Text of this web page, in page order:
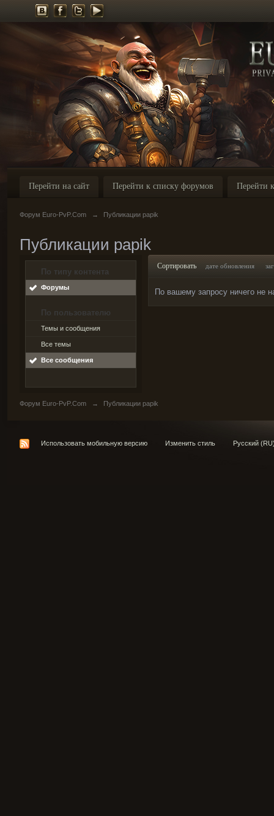
Перейти на сайт Перейти к списку форумов Перейти
Форум Euro-PvP.Com → Публикации papik
Публикации papik
По типу контента
Форумы
По пользователю
Темы и сообщения
Все темы
Все сообщения
Сортировать дате обновления
По вашему запросу ничего не
Форум Euro-PvP.Com → Публикации papik
Использовать мобильную версию Изменить стиль Русский